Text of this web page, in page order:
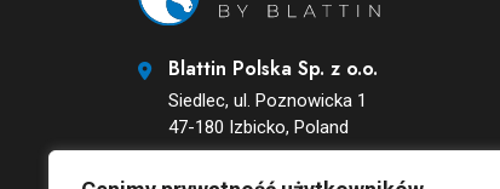
Blattin Polska Sp. z o.o.
Siedlec, ul. Poznowicka 1
47-180 Izbicko, Poland